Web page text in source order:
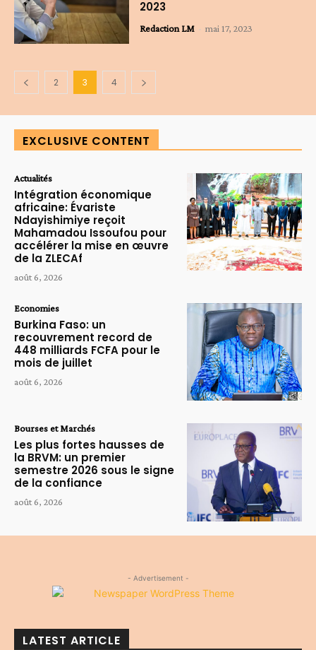
2023
Redaction LM - mai 17, 2023
2 3 4
EXCLUSIVE CONTENT
Actualités
Intégration économique
africaine: Évariste
Ndayishimiye reçoit
Mahamadou Issoufou pour
accélérer la mise en œuvre
de la ZLECAf
août 6, 2026
Economies
Burkina Faso: un
recouvrement record de
448 milliards FCFA pour le
mois de juillet
août 6, 2026
Bourses et Marchés
Les plus fortes hausses de
la BRVM: un premier
semestre 2026 sous le signe
de la confiance
août 6, 2026
- Advertisement -
LATEST ARTICLE